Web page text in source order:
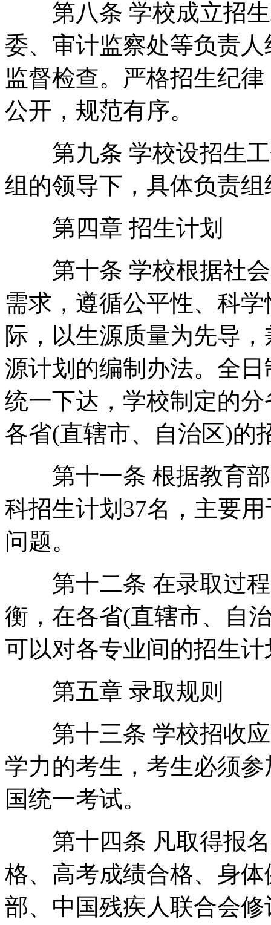
第八条 学校成立招生
委、审计监察处等负责
监督检查。严格招生纪
公开，规范有序。
第九条 学校设招生工
组的领导下，具体负责
第四章 招生计划
第十条 学校根据社会
需求，遵循公平性、科
际，以生源质量为先导
源计划的编制办法。全
统一下达，学校制定的
各省(直辖市、自治区)的
第十一条 根据教育部
科招生计划37名，主要
问题。
第十二条 在录取过程
衡，在各省(直辖市、自
可以对各专业间的招生
第五章 录取规则
第十三条 学校招收应
学力的考生，考生必须
国统一考试。
第十四条 凡取得报名
格、高考成绩合格、身
部、中国残疾人联合会